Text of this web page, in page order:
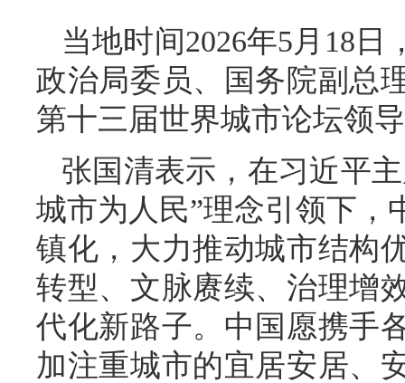
当地时间2026年5月18
政治局委员、国务院副总
第十三届世界城市论坛领
张国清表示，在习近平
城市为人民”理念引领下，
镇化，大力推动城市结构
转型、文脉赓续、治理增
代化新路子。中国愿携手
加注重城市的宜居安居、